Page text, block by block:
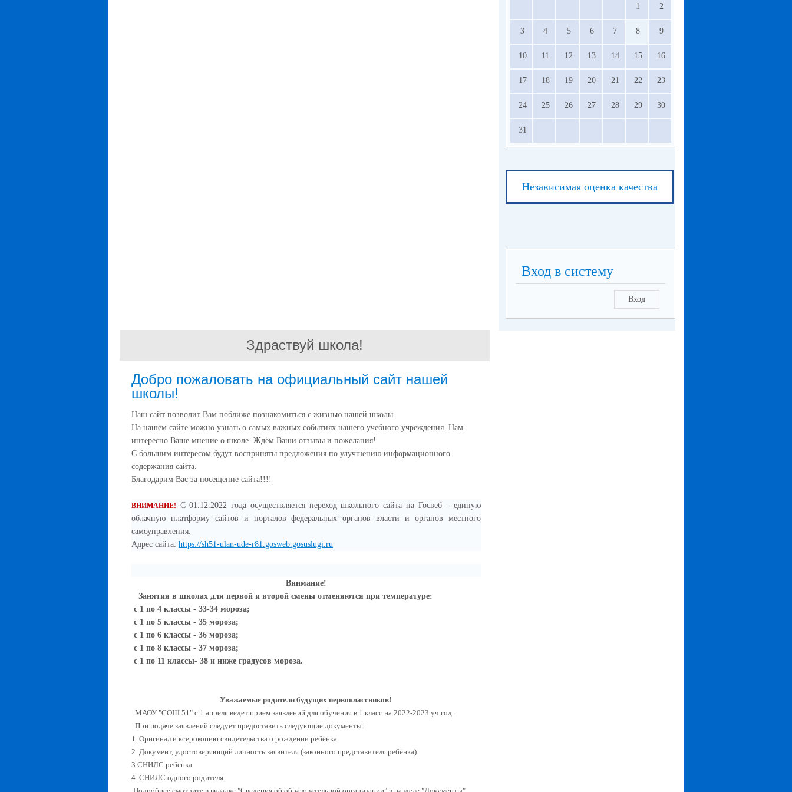
Здраствуй школа!
Добро пожаловать на официальный сайт нашей
школы!
Наш сайт позволит Вам поближе познакомиться с жизнью нашей школы.
На нашем сайте можно узнать о самых важных событиях нашего учебного учреждения. Нам
интересно Ваше мнение о школе. Ждём Ваши отзывы и пожелания!
С большим интересом будут восприняты предложения по улучшению информационного
содержания сайта.
Благодарим Вас за посещение сайта!!!!
ВНИМАНИЕ! С 01.12.2022 года осуществляется переход школьного сайта на Госвеб – единую
облачную платформу сайтов и порталов федеральных органов власти и органов местного
самоуправления.
Адрес сайта: https://sh51-ulan-ude-r81.gosweb.gosuslugi.ru
Внимание!
Занятия в школах для первой и второй смены отменяются при температуре:
с 1 по 4 классы - 33-34 мороза;
с 1 по 5 классы - 35 мороза;
с 1 по 6 классы - 36 мороза;
с 1 по 8 классы - 37 мороза;
с 1 по 11 классы- 38 и ниже градусов мороза.
Уважаемые родители будущих первоклассников!
МАОУ "СОШ 51" с 1 апреля ведет прием заявлений для обучения в 1 класс на 2022-2023 уч.год.
При подаче заявлений следует предоставить следующие документы:
1. Оригинал и ксерокопию свидетельства о рождении ребёнка.
2. Документ, удостоверяющий личность заявителя (законного представителя ребёнка)
3.СНИЛС ребёнка
4. СНИЛС одного родителя.
1 2
3 4 5 6 7 8 9
10 11 12 13 14 15 16
17 18 19 20 21 22 23
24 25 26 27 28 29 30
31
Независимая оценка качества
Вход в систему
Вход